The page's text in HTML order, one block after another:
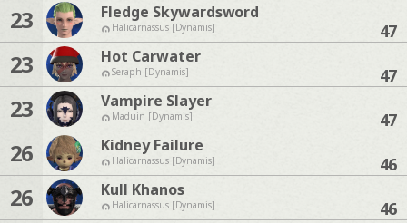
23 Fledge Skywardsword
Halicarnassus [Dynamis] 47
23 Hot Carwater
Seraph [Dynamis] 47
23 Vampire Slayer
Maduin [Dynamis] 47
26 Kidney Failure
Halicarnassus [Dynamis] 46
26 Kull Khanos
Halicarnassus [Dynamis] 46